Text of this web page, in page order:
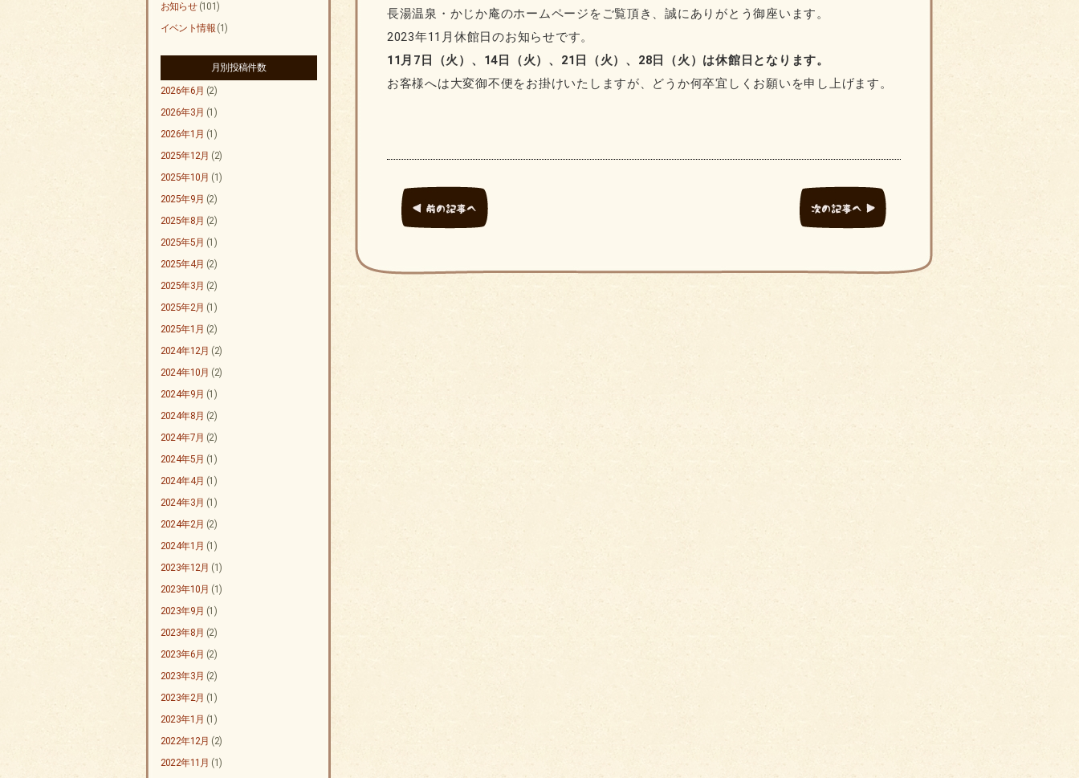
お知らせ(101)
イベント情報(1)
月別投稿件数
2026年6月 (2)
2026年3月 (1)
2026年1月 (1)
2025年12月 (2)
2025年10月 (1)
2025年9月 (2)
2025年8月 (2)
2025年5月 (1)
2025年4月 (2)
2025年3月 (2)
2025年2月 (1)
2025年1月 (2)
2024年12月 (2)
2024年10月 (2)
2024年9月 (1)
2024年8月 (2)
2024年7月 (2)
2024年5月 (1)
2024年4月 (1)
2024年3月 (1)
2024年2月 (2)
2024年1月 (1)
2023年12月 (1)
2023年10月 (1)
2023年9月 (1)
2023年8月 (2)
2023年6月 (2)
2023年3月 (2)
2023年2月 (1)
2023年1月 (1)
2022年12月 (2)
2022年11月 (1)
長湯温泉・かじか庵のホームページをご覧頂き、誠にありがとう御座います。
2023年11月休館日のお知らせです。
11月7日（火）、14日（火）、21日（火）、28日（火）は休館日となります。
お客様へは大変御不便をお掛けいたしますが、どうか何卒宜しくお願いを申し上げます。